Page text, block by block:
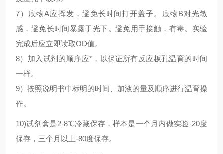
7）底物A应挥发，避免长时间打开盖子。底物B对光敏
感，避免长时间暴露于光下。避免用手接触，有毒。实验
完成后应立即读取OD值。
8）加入试剂的顺序应*，以保证所有反应板孔温育的时间
一样。
9）按照说明书中标明的时间、加液的量及顺序进行温育操
作。
10)试剂盒是2-8℃冷藏保存，样本是一个月内做实验-20度
保存，三个月以上-80度保存。